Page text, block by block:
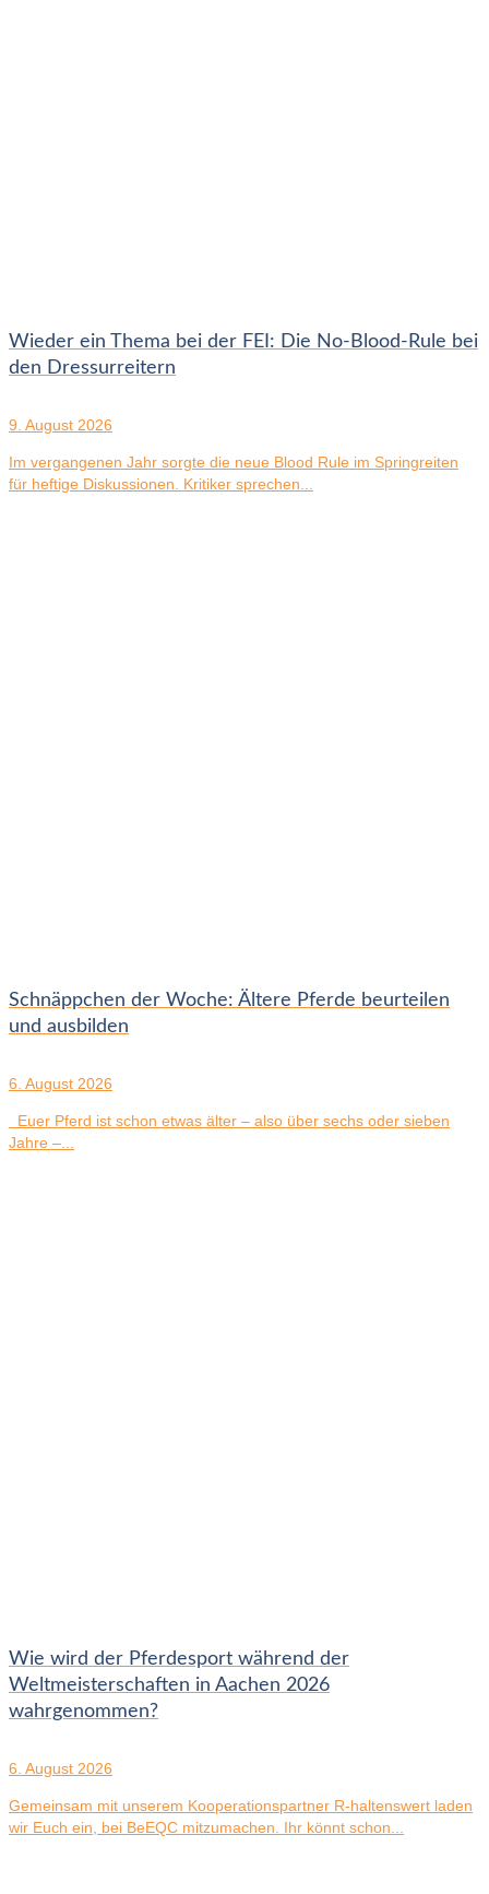
Wieder ein Thema bei der FEI: Die No-Blood-Rule bei
den Dressurreitern
9. August 2026
Im vergangenen Jahr sorgte die neue Blood Rule im Springreiten
für heftige Diskussionen. Kritiker sprechen...
Schnäppchen der Woche: Ältere Pferde beurteilen
und ausbilden
6. August 2026
Euer Pferd ist schon etwas älter – also über sechs oder sieben
Jahre –...
Wie wird der Pferdesport während der
Weltmeisterschaften in Aachen 2026
wahrgenommen?
6. August 2026
Gemeinsam mit unserem Kooperationspartner R-haltenswert laden
wir Euch ein, bei BeEQC mitzumachen. Ihr könnt schon...